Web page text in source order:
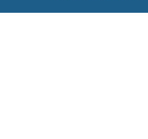
esporte ou buscar um melhor